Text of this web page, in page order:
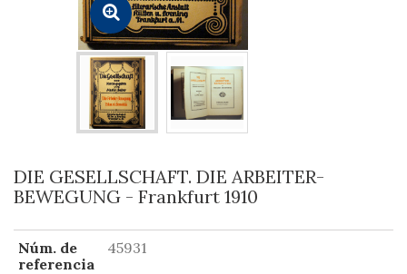
DIE GESELLSCHAFT. DIE ARBEITER-
BEWEGUNG - Frankfurt 1910
Núm. de
referencia
45931